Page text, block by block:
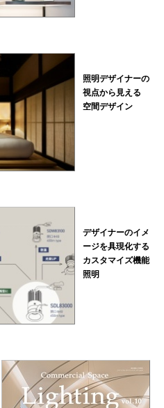
照明デザイナーの
視点から見える
空間デザイン
デザイナーのイメ
ージを具現化する
カスタマイズ機能
照明